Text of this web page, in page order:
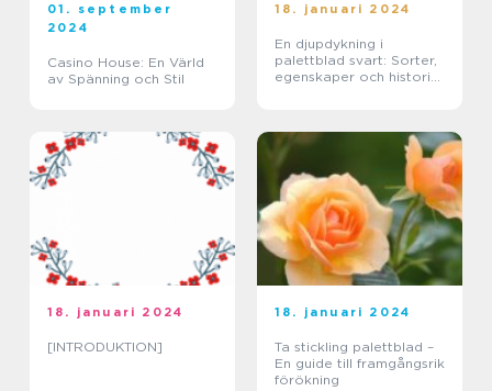
01. september
2024
Casino House: En Värld
av Spänning och Stil
18. januari 2024
En djupdykning i
palettblad svart: Sorter,
egenskaper och historisk
18. januari 2024
[INTRODUKTION]
18. januari 2024
Ta stickling palettblad –
En guide till framgångsrik
förökning